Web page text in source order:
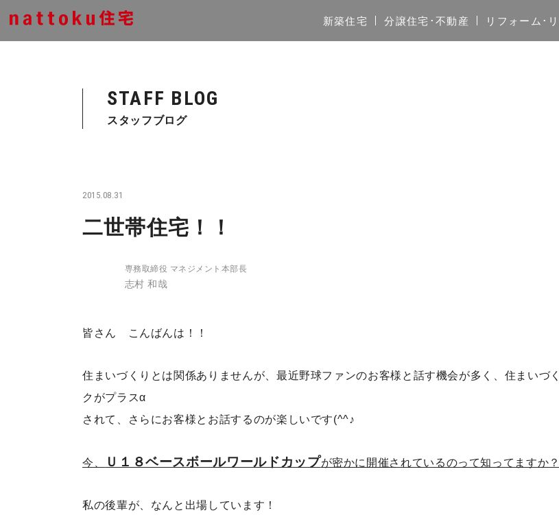
新築住宅 分譲住宅･不動産 リフォーム･
STAFF BLOG
スタッフブログ
2015.08.31
二世帯住宅！！
専務取締役 マネジメント本部長
志村 和哉
皆さん こんばんは！！
住まいづくりとは関係ありませんが、最近野球ファンのお客様と話す機会が多く、住まいづ
クがプラスα
されて、さらにお客様とお話するのが楽しいです(^^♪
今、 Ｕ１８ベースボールワールドカップが密かに開催されているのって知ってますか
私の後輩が、なんと出場しています！